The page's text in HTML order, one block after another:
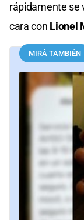
rápidamente se
cara con Lionel
MIRÁ TAMBIÉN